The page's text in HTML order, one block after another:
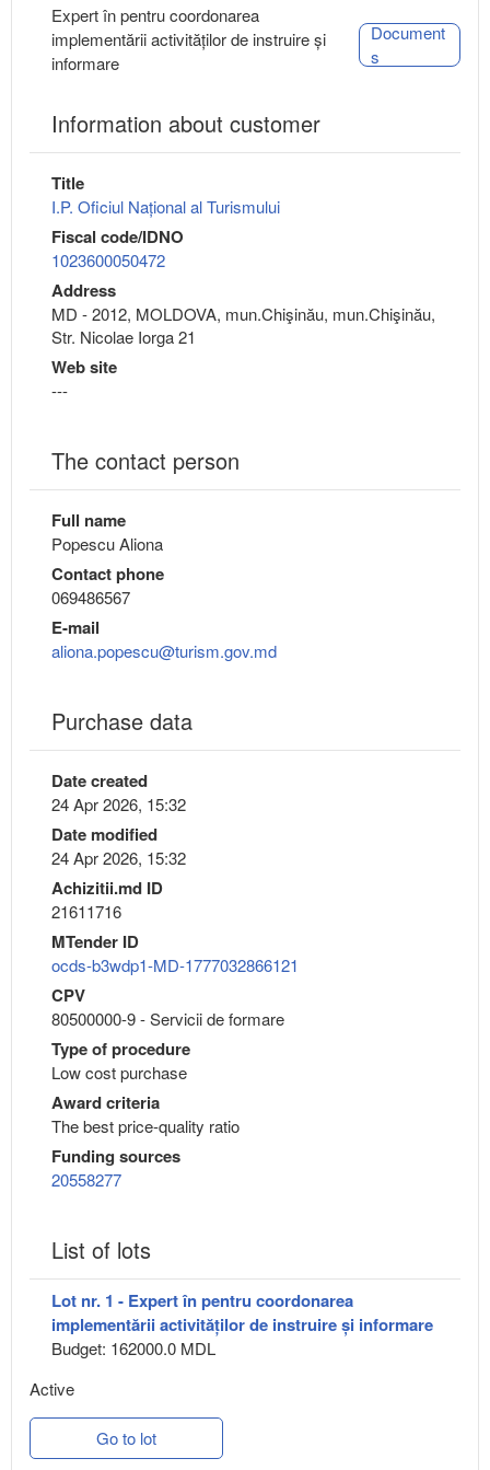
Expert în pentru coordonarea
implementării activităților de instruire și
informare
Document
s
Information about customer
Title
I.P. Oficiul Național al Turismului
Fiscal code/IDNO
1023600050472
Address
MD - 2012, MOLDOVA, mun.Chişinău, mun.Chişinău,
Str. Nicolae Iorga 21
Web site
---
The contact person
Full name
Popescu Aliona
Contact phone
069486567
E-mail
aliona.popescu@turism.gov.md
Purchase data
Date created
24 Apr 2026, 15:32
Date modified
24 Apr 2026, 15:32
Achizitii.md ID
21611716
MTender ID
ocds-b3wdp1-MD-1777032866121
CPV
80500000-9 - Servicii de formare
Type of procedure
Low cost purchase
Award criteria
The best price-quality ratio
Funding sources
20558277
List of lots
Lot nr. 1 - Expert în pentru coordonarea
implementării activităților de instruire și informare
Budget: 162000.0 MDL
Active
Go to lot